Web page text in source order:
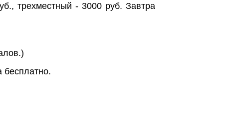
трехместный - 3000 руб. Завтра
бесплатно.